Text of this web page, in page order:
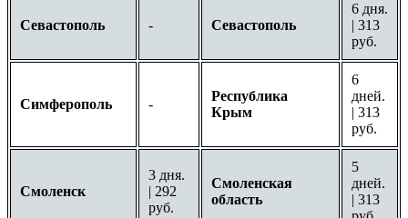
Севастополь - Севастополь
6 дня.
| 313
руб.
Симферополь -
Республика
Крым
6
дней.
| 313
руб.
Смоленск
3 дня.
| 292
руб.
Смоленская
область
5
дней.
| 313